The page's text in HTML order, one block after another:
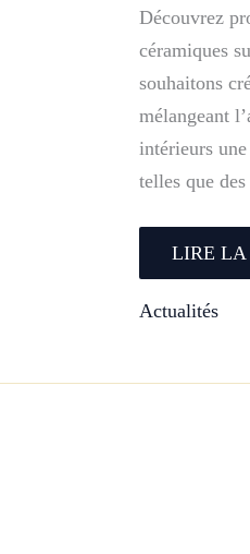
Découvrez
céramiques
souhaitons
mélangeant
intérieurs
telles que des
NOS
SERONT
LA
LIRE LA
Actualités